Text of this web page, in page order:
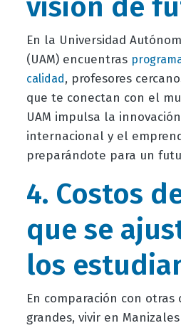
visión de
En la Universidad
(UAM) encuentras
calidad, profesores
que te conectan con el
UAM impulsa la
internacional y el
preparándote para un
4. Costos
que se
los
En comparación con otras
grandes, vivir en